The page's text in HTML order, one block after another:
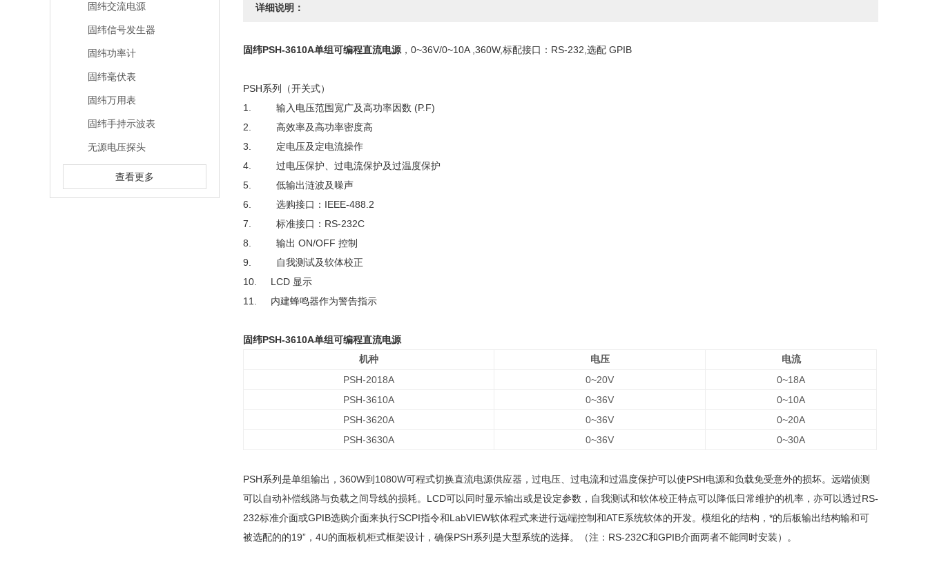
固纬交流电源
固纬信号发生器
固纬功率计
固纬毫伏表
固纬万用表
固纬手持示波表
无源电压探头
查看更多
详细说明：
固纬PSH-3610A单组可编程直流电源 ，0~36V/0~10A ,360W,标配接口：RS-232,选配 GPIB
PSH系列（开关式）
1. 输入电压范围宽广及高功率因数 (P.F)
2. 高效率及高功率密度高
3. 定电压及定电流操作
4. 过电压保护、过电流保护及过温度保护
5. 低输出涟波及噪声
6. 选购接口：IEEE-488.2
7. 标准接口：RS-232C
8. 输出 ON/OFF 控制
9. 自我测试及软体校正
10. LCD 显示
11. 内建蜂鸣器作为警告指示
固纬PSH-3610A单组可编程直流电源
机种 电压 电流
PSH-2018A 0~20V
0~18A
PSH-3610A
0~36V
0~10A
PSH-3620A
0~36V
0~20A
PSH-3630A
0~36V 0~30A
PSH系列是单组输出，360W到1080W可程式切换直流电源供应器，过电压、过电流和过温度保护可以使PSH电源和负载免受意外的损坏。远端侦测
可以自动补偿线路与负载之间导线的损耗。LCD可以同时显示输出或是设定参数，自我测试和软体校正特点可以降低日常维护的机率，亦可以透过RS-
232标准介面或GPIB选购介面来执行SCPI指令和LabVIEW软体程式来进行远端控制和ATE系统软体的开发。模组化的结构，*的后板输出结构输和可
被选配的的19”，4U的面板机柜式框架设计，确保PSH系列是大型系统的选择。（注：RS-232C和GPIB介面两者不能同时安装）。